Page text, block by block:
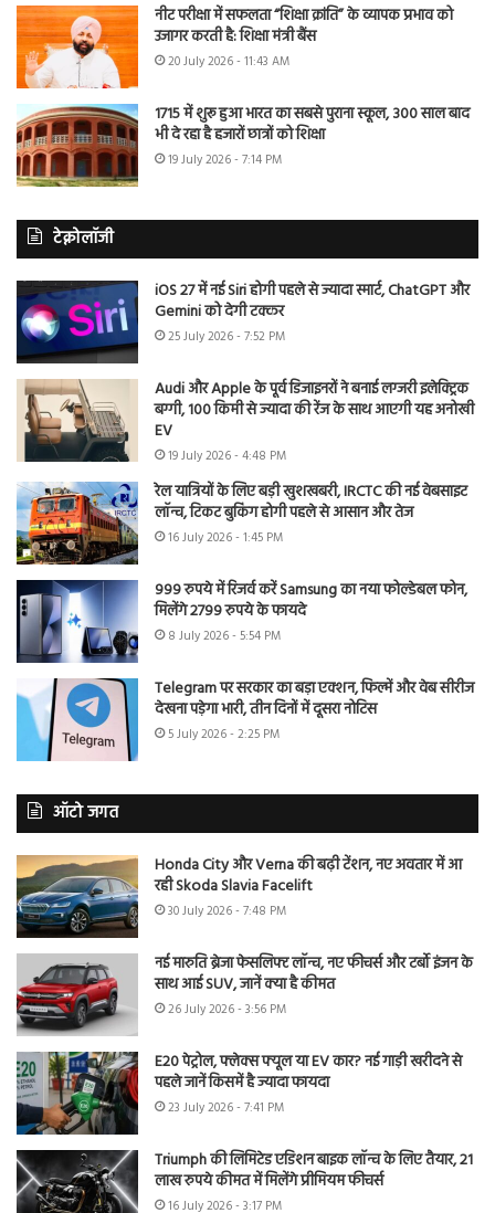
नीट परीक्षा में सफलता “शिक्षा क्रांति” के व्यापक प्रभाव को
उजागर करती है: शिक्षा मंत्री बैंस
20 July 2026 - 11:43 AM
1715 में शुरू हुआ भारत का सबसे पुराना स्कूल, 300 साल बाद
भी दे रहा है हजारों छात्रों को शिक्षा
19 July 2026 - 7:14 PM
टेक्नोलॉजी
iOS 27 में नई Siri होगी पहले से ज्यादा स्मार्ट, ChatGPT और
Gemini को देगी टक्कर
25 July 2026 - 7:52 PM
Audi और Apple के पूर्व डिजाइनरों ने बनाई लग्जरी इलेक्ट्रिक
बग्गी, 100 किमी से ज्यादा की रेंज के साथ आएगी यह अनोखी
EV
19 July 2026 - 4:48 PM
रेल यात्रियों के लिए बड़ी खुशखबरी, IRCTC की नई वेबसाइट
लॉन्च, टिकट बुकिंग होगी पहले से आसान और तेज
16 July 2026 - 1:45 PM
999 रुपये में रिजर्व करें Samsung का नया फोल्डेबल फोन,
मिलेंगे 2799 रुपये के फायदे
8 July 2026 - 5:54 PM
Telegram पर सरकार का बड़ा एक्शन, फिल्में और वेब सीरीज
देखना पड़ेगा भारी, तीन दिनों में दूसरा नोटिस
5 July 2026 - 2:25 PM
ऑटो जगत
Honda City और Verna की बढ़ी टेंशन, नए अवतार में आ
रही Skoda Slavia Facelift
30 July 2026 - 7:48 PM
नई मारुति ब्रेजा फेसलिफ्ट लॉन्च, नए फीचर्स और टर्बो इंजन के
साथ आई SUV, जानें क्या है कीमत
26 July 2026 - 3:56 PM
E20 पेट्रोल, फ्लेक्स फ्यूल या EV कार? नई गाड़ी खरीदने से
पहले जानें किसमें है ज्यादा फायदा
23 July 2026 - 7:41 PM
Triumph की लिमिटेड एडिशन बाइक लॉन्च के लिए तैयार, 21
लाख रुपये कीमत में मिलेंगे प्रीमियम फीचर्स
16 July 2026 - 3:17 PM